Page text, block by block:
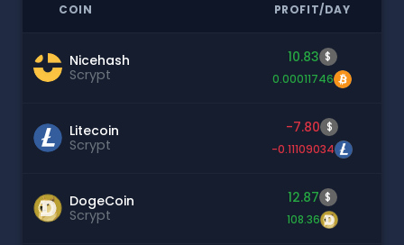
COIN PROFIT/DAY
Nicehash
Scrypt
10.83 $
0.00011746
Litecoin
Scrypt
-7.80 $
-0.11109034
DogeCoin
Scrypt
12.87 $
108.36